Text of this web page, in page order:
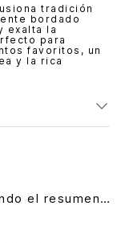
tradición
bordado
exalta la
para
favoritos, un
y la rica
el resumen…